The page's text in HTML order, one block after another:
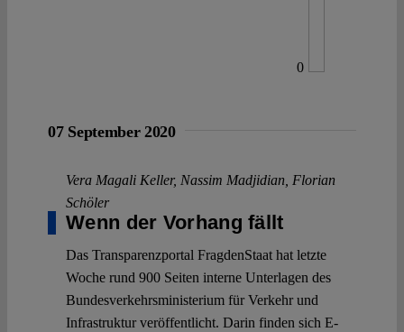
0
07 September 2020
Vera Magali Keller, Nassim Madjidian, Florian
Schöler
Wenn der Vorhang fällt
Das Transparenzportal FragdenStaat hat letzte
Woche rund 900 Seiten interne Unterlagen des
Bundesverkehrsministerium für Verkehr und
Infrastruktur veröffentlicht. Darin finden sich E-